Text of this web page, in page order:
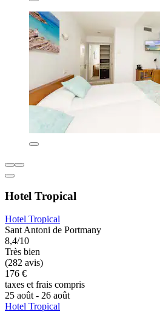
Hotel Tropical
Hotel Tropical
Sant Antoni de Portmany
8,4/10
Très bien
(282 avis)
176 €
taxes et frais compris
25 août - 26 août
Hotel Tropical